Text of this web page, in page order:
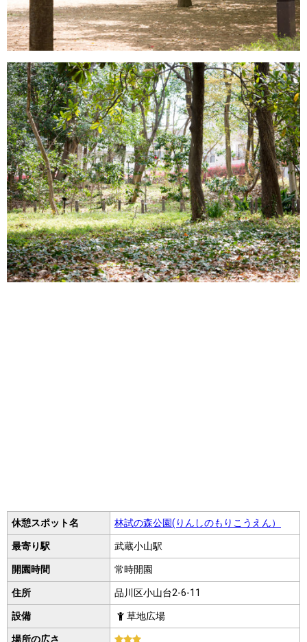
休憩スポット名 林試の森公園(りんしのもりこうえん）
最寄り駅 武蔵小山駅
開園時間 常時開園
住所 品川区小山台2-6-11
設備 草地広場
場所の広さ